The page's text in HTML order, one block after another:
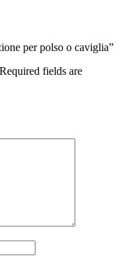
per polso o caviglia”
Required fields are